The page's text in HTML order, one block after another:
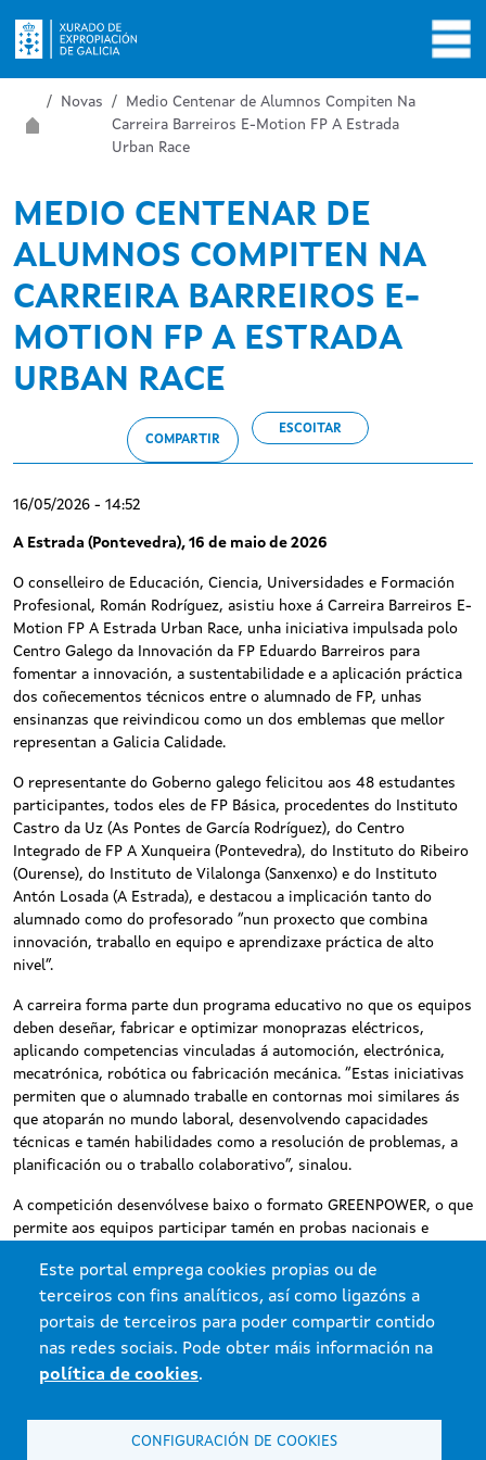
Este portal emprega cookies propias ou de
terceiros con fins analíticos, así como ligazóns a
portais de terceiros para poder compartir contido
nas redes sociais. Pode obter máis información na
política de cookies.
CONFIGURACIÓN DE COOKIES
Miga de pan
Inicio Novas
Medio Centenar de Alumnos Compiten Na
Carreira Barreiros E-Motion FP A Estrada
Urban Race
MEDIO CENTENAR DE
ALUMNOS COMPITEN NA
CARREIRA BARREIROS E-
MOTION FP A ESTRADA
URBAN RACE
COMPARTIR
ESCOITAR
16/05/2026 - 14:52
A Estrada (Pontevedra), 16 de maio de 2026
O conselleiro de Educación, Ciencia, Universidades e Formación
Profesional, Román Rodríguez, asistiu hoxe á Carreira Barreiros E-
Motion FP A Estrada Urban Race, unha iniciativa impulsada polo
Centro Galego da Innovación da FP Eduardo Barreiros para
fomentar a innovación, a sustentabilidade e a aplicación práctica
dos coñecementos técnicos entre o alumnado de FP, unhas
ensinanzas que reivindicou como un dos emblemas que mellor
representan a Galicia Calidade.
O representante do Goberno galego felicitou aos 48 estudantes
participantes, todos eles de FP Básica, procedentes do Instituto
Castro da Uz (As Pontes de García Rodríguez), do Centro
Integrado de FP A Xunqueira (Pontevedra), do Instituto do Ribeiro
(Ourense), do Instituto de Vilalonga (Sanxenxo) e do Instituto
Antón Losada (A Estrada), e destacou a implicación tanto do
alumnado como do profesorado “nun proxecto que combina
innovación, traballo en equipo e aprendizaxe práctica de alto
nivel”.
A carreira forma parte dun programa educativo no que os equipos
deben deseñar, fabricar e optimizar monoprazas eléctricos,
aplicando competencias vinculadas á automoción, electrónica,
mecatrónica, robótica ou fabricación mecánica. “Estas iniciativas
permiten que o alumnado traballe en contornas moi similares ás
que atoparán no mundo laboral, desenvolvendo capacidades
técnicas e tamén habilidades como a resolución de problemas, a
planificación ou o traballo colaborativo”, sinalou.
A competición desenvólvese baixo o formato GREENPOWER, o que
permite aos equipos participar tamén en probas nacionais e
carreira celebrarase o 28 de maio no Congreso de Mobilidade de
Sanxenxo.